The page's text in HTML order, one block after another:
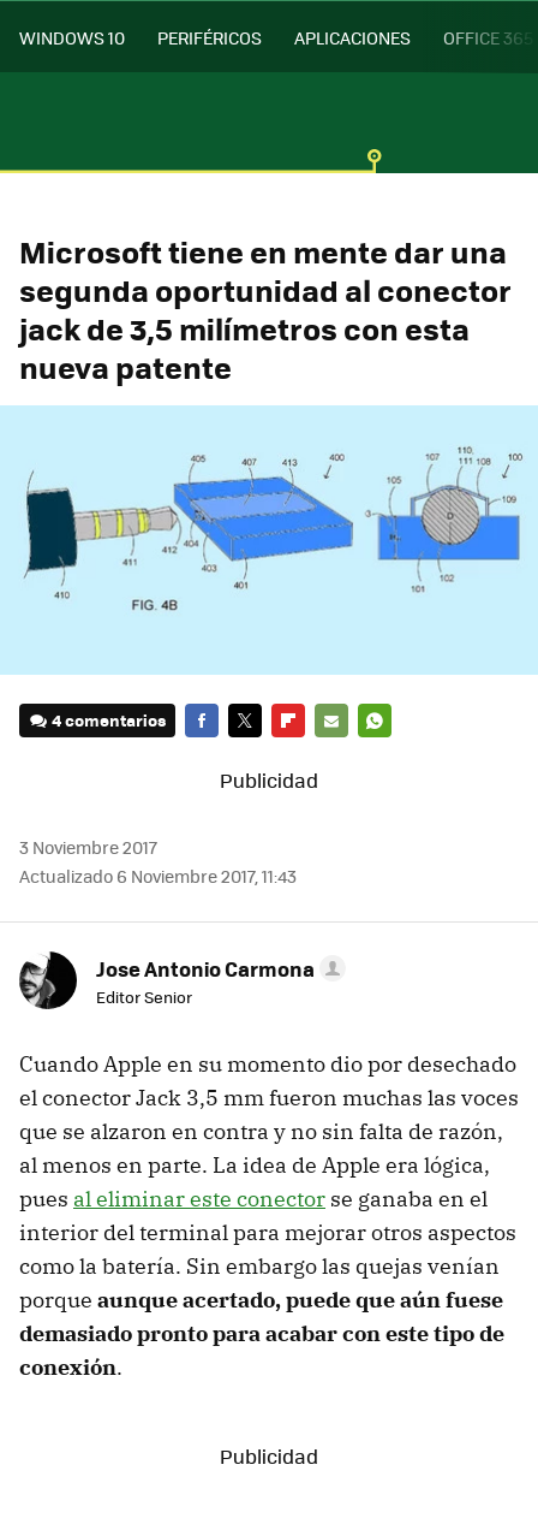
WINDOWS 10 PERIFÉRICOS APLICACIONES OFFICE 365
Microsoft tiene en mente dar una
segunda oportunidad al conector
jack de 3,5 milímetros con esta
nueva patente
4 comentarios
MAIL
3 Noviembre 2017
Actualizado 6 Noviembre 2017, 11:43
Jose Antonio Carmona
Editor Senior
Cuando Apple en su momento dio por desechado
el conector Jack 3,5 mm fueron muchas las voces
que se alzaron en contra y no sin falta de razón,
al menos en parte. La idea de Apple era lógica,
pues al eliminar este conector se ganaba en el
interior del terminal para mejorar otros aspectos
como la batería. Sin embargo las quejas venían
porque aunque acertado, puede que aún fuese
demasiado pronto para acabar con este tipo de
conexión.